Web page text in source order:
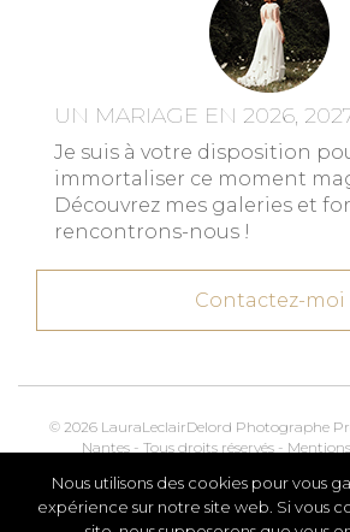
UN MARIAGE EN 2026,
Je suis à votre disposition
immortaliser ce moment
Découvrez mes galeries et
rencontrons-nous !
Contactez-moi
© 2026 LauraLeclairDelord Photographe
Nantes - Tous droits réservés -
Kroox.ioMarketing, Creative
Nous utilisons des cookies pour vous
expérience sur notre site web. Si vous